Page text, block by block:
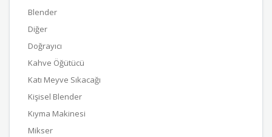
Blender
Diğer
Doğrayıcı
Kahve Öğütücü
Katı Meyve Sıkacağı
Kişisel Blender
Kıyma Makinesi
Mikser